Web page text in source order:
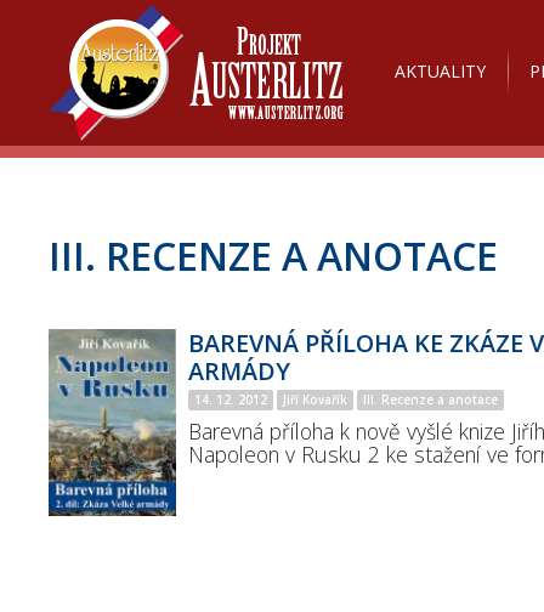
AKTUALITY
III. RECENZE A ANOTACE
BAREVNÁ PŘÍLOHA KE ZKÁZE
ARMÁDY
14. 12. 2012 Jiří Kovařík III. Recenze a anotace
Barevná příloha k nově vyšlé knize
Napoleon v Rusku 2 ke stažení ve